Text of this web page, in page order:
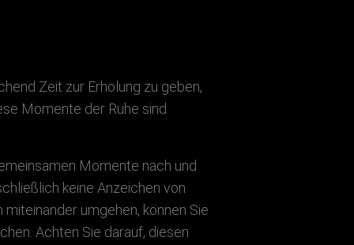
Zeit zur Erholung zu geben,
Momente der Ruhe sind
Momente nach und
keine Anzeichen von
umgehen, können Sie
Achten Sie darauf, diesen